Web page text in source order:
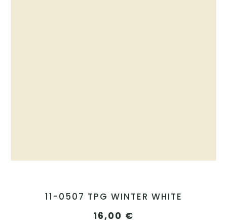
11-0507 TPG WINTER WHITE
16,00 €